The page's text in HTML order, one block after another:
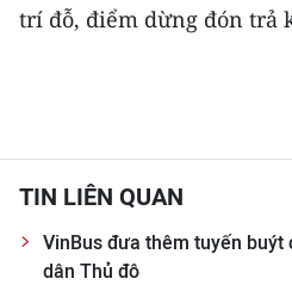
Duyên hải Nam Trung Bộ và
Chuyên trang TP. Hồ Chí
trí đỗ, điểm dừng đón trả
TIN LIÊN QUAN
VinBus đưa thêm tuyến buýt
dân Thủ đô